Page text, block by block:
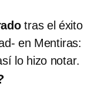
tras el éxito
en Mentiras:
lo hizo notar.